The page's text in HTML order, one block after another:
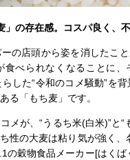
の存在感。コスパ良く、
の店頭から姿を消したこ
食べられなくなることに
らした“令和のコメ騒動”を
る「もち麦」です。
が、“うるち米(白米)”と“
性の大麦は粘り気が強く
の穀物食品メーカー[はく